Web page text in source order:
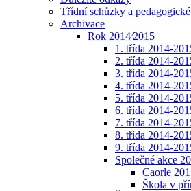
Třídní schůzky a
Archivace
Rok 2014⁄2015
1. třída 2014-
2. třída 2014-
3. třída 2014-
4. třída 2014-
5. třída 2014-
6. třída 2014-
7. třída 2014-
8. třída 2014-
9. třída 2014-
Společné akce
Caorle
Škola v